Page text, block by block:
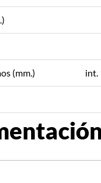
(mm.) int.